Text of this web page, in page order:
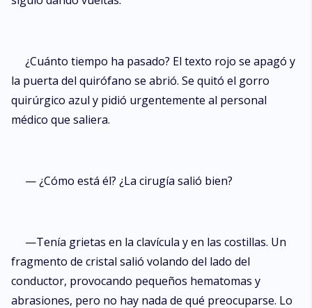
¿Cuánto tiempo ha pasado? El texto rojo se apagó y
la puerta del quirófano se abrió. Se quitó el gorro
quirúrgico azul y pidió urgentemente al personal
médico que saliera.
— ¿Cómo está él? ¿La cirugía salió bien?
—Tenía grietas en la clavícula y en las costillas. Un
fragmento de cristal salió volando del lado del
conductor, provocando pequeños hematomas y
abrasiones, pero no hay nada de qué preocuparse. Lo